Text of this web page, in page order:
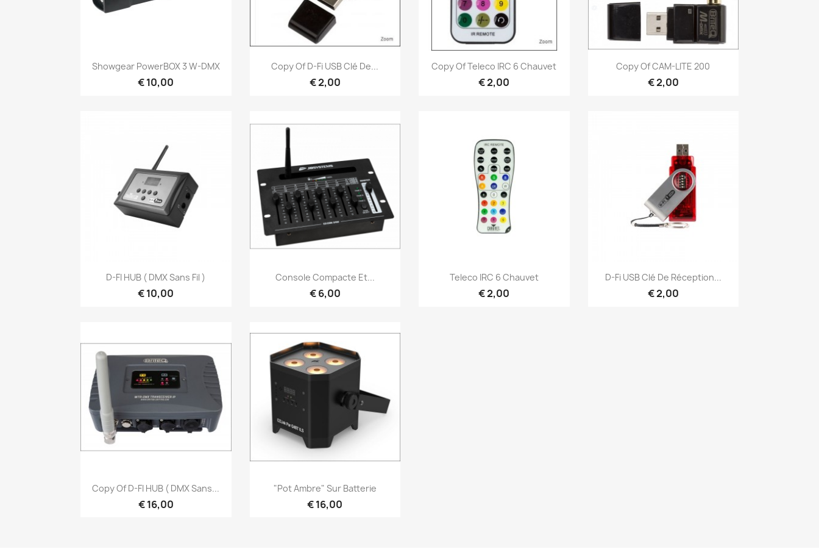
Snel bekijken
Showgear PowerBOX 3 W-DMX
€ 10,00
Snel bekijken
Copy Of D-Fi USB Clé De...
€ 2,00
Snel bekijken
Copy Of Teleco IRC 6 Chauvet
€ 2,00
Snel bekijken
Copy Of CAM-LITE 200
€ 2,00
 Snel bekijken
D-FI HUB ( DMX Sans Fil )
€ 10,00
Snel bekijken
Console Compacte Et...
€ 6,00
Snel bekijken
Teleco IRC 6 Chauvet
€ 2,00
Snel bekijken
D-Fi USB Clé De Réception...
€ 2,00
Snel bekijken
Copy Of D-FI HUB ( DMX Sans...
€ 16,00
Snel bekijken
"Pot Ambre" Sur Batterie
€ 16,00